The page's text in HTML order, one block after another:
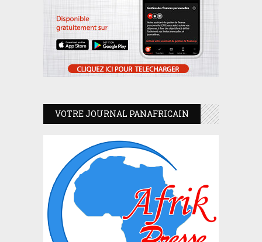
VOTRE JOURNAL PANAFRICAIN